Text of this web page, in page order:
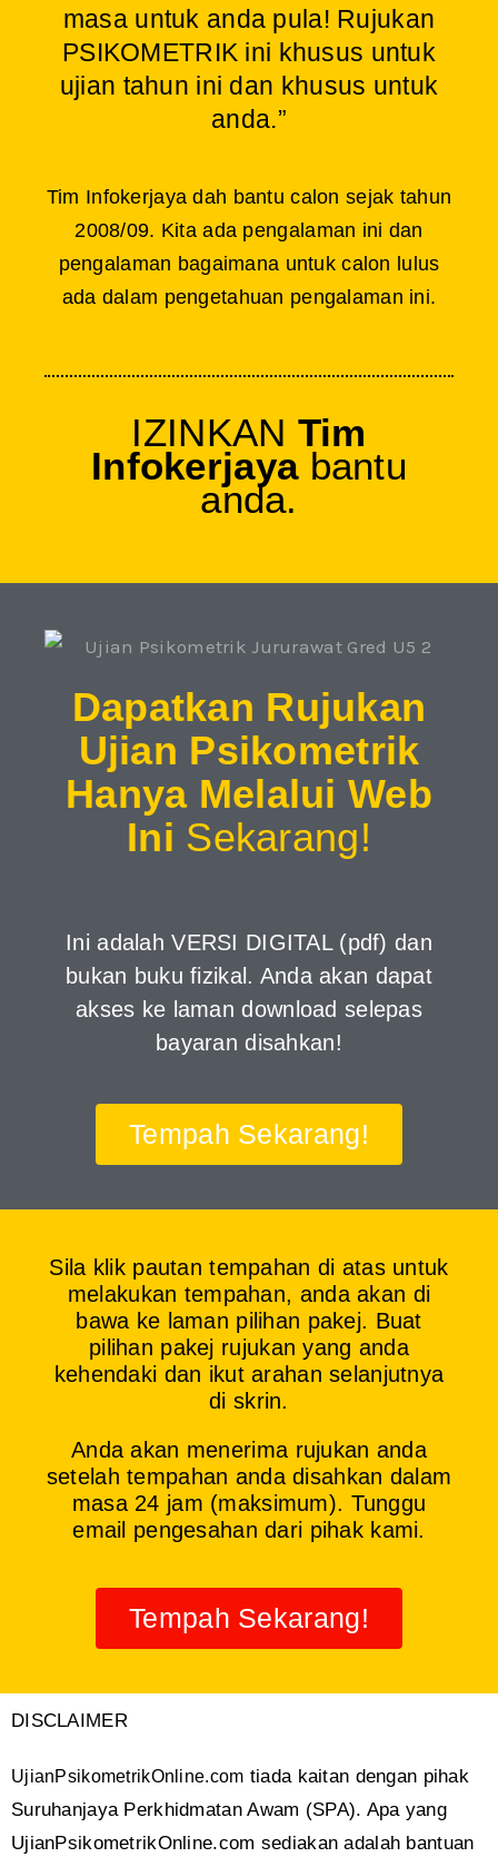
masa untuk anda pula! Rujukan
PSIKOMETRIK ini khusus untuk
ujian tahun ini dan khusus untuk
anda.”
Tim Infokerjaya dah bantu calon sejak tahun
2008/09. Kita ada pengalaman ini dan
pengalaman bagaimana untuk calon lulus
ada dalam pengetahuan pengalaman ini.
IZINKAN Tim
Infokerjayabantu
anda.
Dapatkan Rujukan
Ujian Psikometrik
Hanya Melalui Web
Ini Sekarang!
Ini adalah VERSI DIGITAL (pdf) dan
bukan buku fizikal. Anda akan dapat
akses ke laman download selepas
bayaran disahkan!
Tempah Sekarang!
Sila klik pautan tempahan di atas untuk
melakukan tempahan, anda akan di
bawa ke laman pilihan pakej. Buat
pilihan pakej rujukan yang anda
kehendaki dan ikut arahan selanjutnya
di skrin.
Anda akan menerima rujukan anda
setelah tempahan anda disahkan dalam
masa 24 jam (maksimum). Tunggu
email pengesahan dari pihak kami.
Tempah Sekarang!
DISCLAIMER
UjianPsikometrikOnline.com tiada kaitan dengan pihak
Suruhanjaya Perkhidmatan Awam (SPA). Apa yang
UjianPsikometrikOnline.com sediakan adalah bantuan